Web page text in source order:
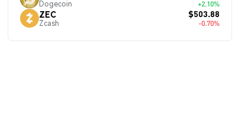
Dogecoin +2.10%
ZEC
Zcash
$503.88
-0.70%